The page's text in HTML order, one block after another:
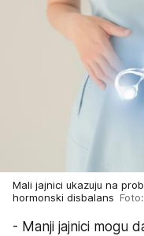
Mali jajnici ukazuju na
hormonski disbalans
- Manji jajnici mogu